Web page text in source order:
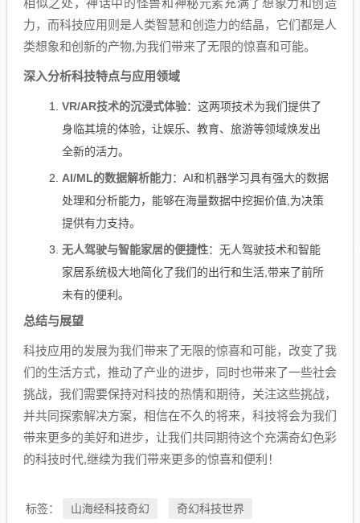
相似之处，神话中的怪兽和神秘元素充满了想象力和创造
力，而科技应用则是人类智慧和创造力的结晶，它们都是人
类想象和创新的产物,为我们带来了无限的惊喜和可能。
深入分析科技特点与应用领域
VR/AR技术的沉浸式体验：这两项技术为我们提供了
身临其境的体验，让娱乐、教育、旅游等领域焕发出
全新的活力。
AI/ML的数据解析能力：AI和机器学习具有强大的数据
处理和分析能力，能够在海量数据中挖掘价值,为决策
提供有力支持。
无人驾驶与智能家居的便捷性：无人驾驶技术和智能
家居系统极大地简化了我们的出行和生活,带来了前所
未有的便利。
总结与展望
科技应用的发展为我们带来了无限的惊喜和可能，改变了我
们的生活方式，推动了产业的进步，同时也带来了一些社会
挑战，我们需要保持对科技的热情和期待，关注这些挑战，
并共同探索解决方案，相信在不久的将来，科技将会为我们
带来更多的美好和进步，让我们共同期待这个充满奇幻色彩
的科技时代,继续为我们带来更多的惊喜和便利！
标签： 山海经科技奇幻 奇幻科技世界